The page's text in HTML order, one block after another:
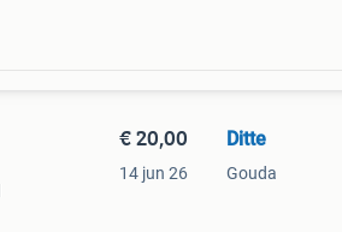
€ 20,00
14 jun 26
Ditte
Gouda